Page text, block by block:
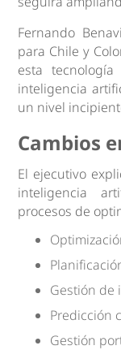
Fernando
para Chile y
esta tecnología
inteligencia
un nivel
Cambios
El ejecutivo
inteligencia
procesos de
Gestión de
Predicción
Gestión